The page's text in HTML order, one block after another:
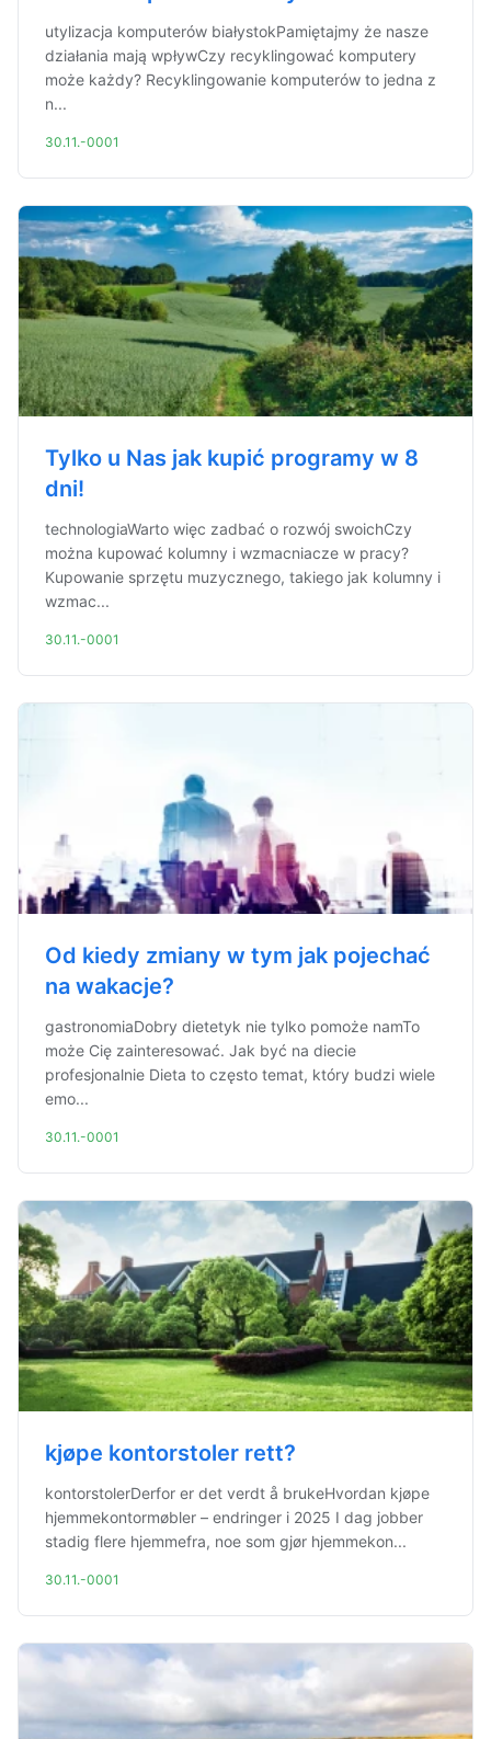
utylizacja komputerów białystokPamiętajmy że nasze
działania mają wpływCzy recyklingować komputery
może każdy? Recyklingowanie komputerów to jedna z
n...
30.11.-0001
Tylko u Nas jak kupić programy w 8
dni!
technologiaWarto więc zadbać o rozwój swoichCzy
można kupować kolumny i wzmacniacze w pracy?
Kupowanie sprzętu muzycznego, takiego jak kolumny i
wzmac...
30.11.-0001
Od kiedy zmiany w tym jak pojechać
na wakacje?
gastronomiaDobry dietetyk nie tylko pomoże namTo
może Cię zainteresować. Jak być na diecie
profesjonalnie Dieta to często temat, który budzi wiele
emo...
30.11.-0001
kjøpe kontorstoler rett?
kontorstolerDerfor er det verdt å brukeHvordan kjøpe
hjemmekontormøbler – endringer i 2025 I dag jobber
stadig flere hjemmefra, noe som gjør hjemmekon...
30.11.-0001